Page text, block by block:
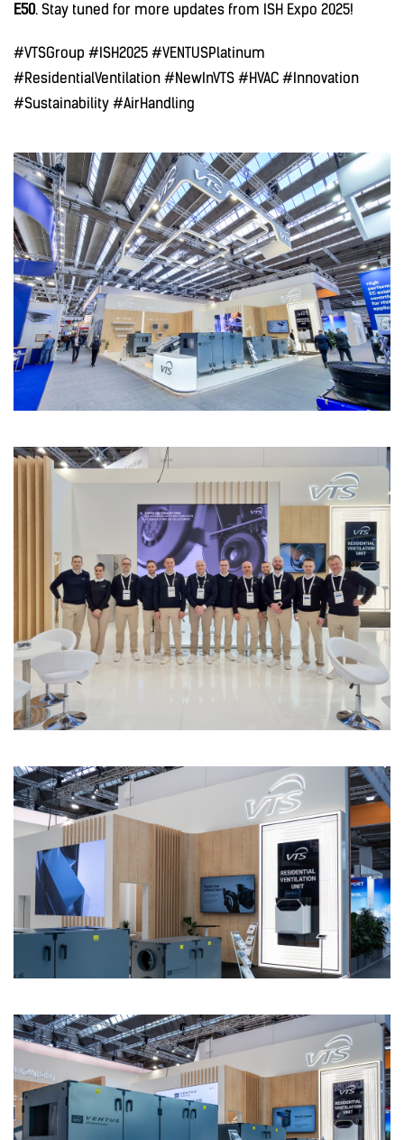
E50. Stay tuned for more updates from ISH Expo 2025!
#VTSGroup #ISH2025 #VENTUSPlatinum
#ResidentialVentilation #NewInVTS #HVAC #Innovation
#Sustainability #AirHandling